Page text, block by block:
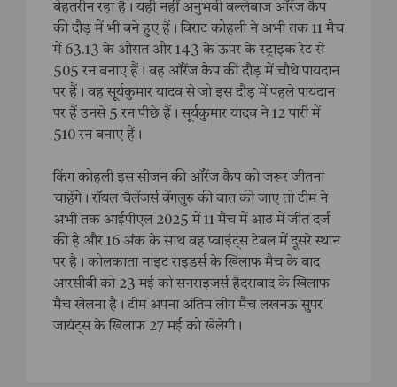
बेहतरीन रहा है। यही नहीं अनुभवी बल्लेबाज ऑरेंज कैप
की दौड़ में भी बने हुए हैं। विराट कोहली ने अभी तक 11 मैच
में 63.13‌ के औसत और 143 के ऊपर के स्ट्राइक रेट से
505 रन बनाए हैं। वह ऑरेंज कैप की दौड़ में चौथे पायदान
पर हैं। वह सूर्यकुमार यादव से जो इस दौड़ में पहले पायदान
पर हैं उनसे 5 रन पीछे हैं। सूर्यकुमार यादव ने 12 पारी में
510 रन बनाए हैं।
किंग कोहली इस सीजन की ऑरेंज कैप को जरूर जीतना
चाहेंगे। रॉयल चैलेंजर्स बेंगलुरु की बात की जाए तो टीम ने
अभी तक आईपीएल 2025 में 11 मैच में आठ में जीत दर्ज
की है और 16 अंक के साथ वह प्वाइंट्स टेबल में दूसरे स्थान
पर है। कोलकाता नाइट राइडर्स के खिलाफ मैच के बाद
आरसीबी को 23 मई को सनराइजर्स हैदराबाद के खिलाफ
मैच खेलना है। टीम अपना अंतिम लीग मैच लखनऊ सुपर
जायंट्स के खिलाफ 27 मई को खेलेगी।